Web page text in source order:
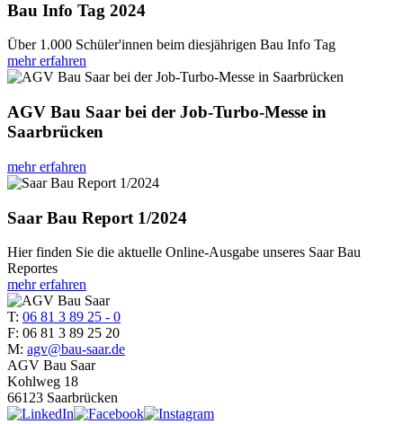
Bau Info Tag 2024
Über 1.000 Schüler'innen beim diesjährigen Bau Info Tag
mehr erfahren
AGV Bau Saar bei der Job-Turbo-Messe in
Saarbrücken
mehr erfahren
Saar Bau Report 1/2024
Hier finden Sie die aktuelle Online-Ausgabe unseres Saar Bau
Reportes
mehr erfahren
T: 06 81 3 89 25 - 0
F: 06 81 3 89 25 20
M: agv@bau-saar.de
AGV Bau Saar
Kohlweg 18
66123 Saarbrücken